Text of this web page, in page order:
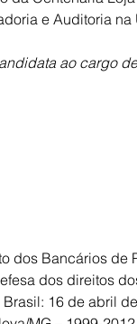
e Auditoria na
ao cargo
dos Bancários de
dos direitos
16 de abril